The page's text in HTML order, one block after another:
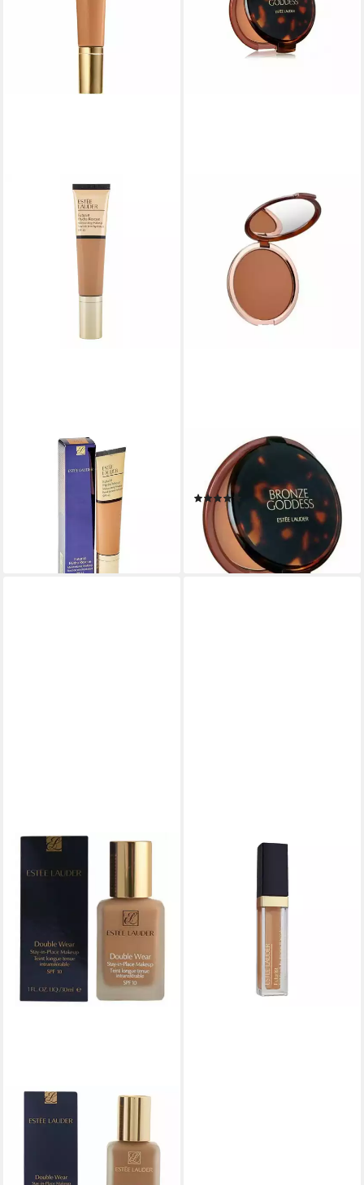
ESTÉE LAUDER
Foundation E.Lauder Futurist
Hydra Rescue Moisturizing
Makeup SPF45
lieferbar in 3 Wochen
ESTÉE LAUDER
Foundation E.Lauder Bronze
Goddess Powder Bronzer
(2)
ab 49,41 €
(2.352,86 €/ 1 kg)
lieferbar - in 9-11 Werktagen bei
ESTÉE LAUDER
Concealer Futurist Soft Touch
Alle Hauttypen
lieferbar - in 2-3 Werktagen bei dir